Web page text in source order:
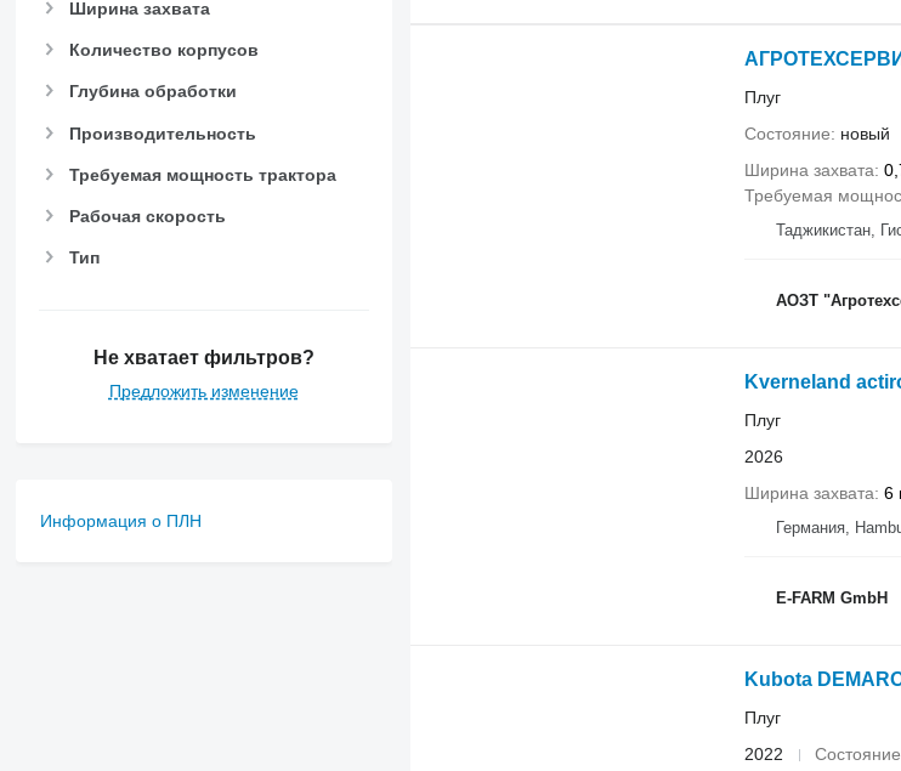
Ширина захвата
Количество корпусов
Глубина обработки
Производительность
Требуемая мощность трактора
Рабочая скорость
Тип
Не хватает фильтров?
Предложить изменение
Информация о ПЛН
Плуг
Состояние
новый
Ширина захвата
Требуемая
Таджикистан,
АОЗТ
Kverneland
Плуг
2026
Ширина захвата 6
Германия,
E-FARM GmbH
Kubota
Плуг
2022
Состояние